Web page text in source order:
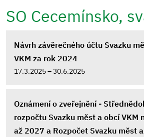
SO Cecemínsko,
Návrh závěrečného účtu Svazku
VKM za rok 2024
17.3.2025 – 30.6.2025
Oznámení o zveřejnění -
rozpočtu Svazku měst a obcí VKM
až 2027 a Rozpočet Svazku měst